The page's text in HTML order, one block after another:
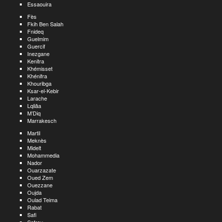
Essaouira
Fès
Fkih Ben Salah
Fnideq
Guelmim
Guercif
Inezgane
Kenitra
Khémisset
Khénifra
Khouribga
Ksar-el-Kebir
Larache
Lqliâa
M’Diq
Marrakesch
Martil
Meknès
Midelt
Mohammedia
Nador
Ouarzazate
Oued Zem
Ouezzane
Oujda
Oulad Teima
Rabat
Safi